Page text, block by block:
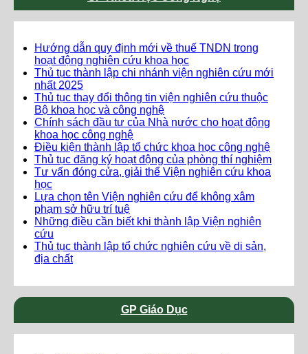
Hướng dẫn quy định mới về thuế TNDN trong
hoạt động nghiên cứu khoa học
Thủ tục thành lập chi nhánh viện nghiên cứu mới
nhất 2025
Thủ tục thay đổi thông tin viện nghiên cứu thuộc
Bộ khoa học và công nghệ
Chính sách đầu tư của Nhà nước cho hoạt động
khoa học công nghệ
Điều kiện thành lập tổ chức khoa học công nghệ
Thủ tục đăng ký hoạt động của phòng thí nghiệm
Tư vấn đóng cửa, giải thể Viện nghiên cứu khoa
học
Lựa chọn tên Viện nghiên cứu để không xâm
phạm sở hữu trí tuệ
Những điều cần biết khi thành lập Viện nghiên
cứu
Thủ tục thành lập tổ chức nghiên cứu về di sản,
địa chất
GP Giáo Dục